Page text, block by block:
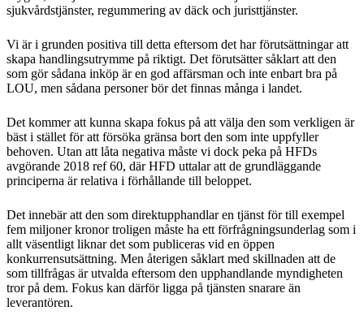
sjukvårdstjänster, regummering av däck och juristtjänster.
Vi är i grunden positiva till detta eftersom det har förutsättningar att
skapa handlingsutrymme på riktigt. Det förutsätter såklart att den
som gör sådana inköp är en god affärsman och inte enbart bra på
LOU, men sådana personer bör det finnas många i landet.
Det kommer att kunna skapa fokus på att välja den som verkligen är
bäst i stället för att försöka gränsa bort den som inte uppfyller
behoven. Utan att låta negativa måste vi dock peka på HFDs
avgörande 2018 ref 60, där HFD uttalar att de grundläggande
principerna är relativa i förhållande till beloppet.
Det innebär att den som direktupphandlar en tjänst för till exempel
fem miljoner kronor troligen måste ha ett förfrågningsunderlag som i
allt väsentligt liknar det som publiceras vid en öppen
konkurrensutsättning. Men återigen såklart med skillnaden att de
som tillfrågas är utvalda eftersom den upphandlande myndigheten
tror på dem. Fokus kan därför ligga på tjänsten snarare än
leverantören.